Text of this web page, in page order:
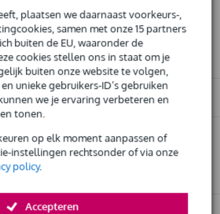
plaatsen we daarnaast voorkeurs-,
samen met onze 15 partners
buiten de EU, waaronder de
cookies stellen ons in staat om je
buiten onze website te volgen,
unieke gebruikers-ID’s gebruiken
we je ervaring verbeteren en
tonen.
op elk moment aanpassen of
instellingen rechtsonder of via onze
policy.
Accepteren
terug' garantie
winkel
extra Bax Music garantie en meer